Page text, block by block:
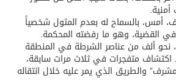
أمنية.
أمس، بالسماح له بعدم المثول شخصياً
القضية، وهو ما رفضته المحكمة.
نحو ألف من عناصر الشرطة في المنطقة
اكتشاف متفجرات في ثلاث مرات سابقة،
والطريق الذي يمر عليه خلال انتقاله